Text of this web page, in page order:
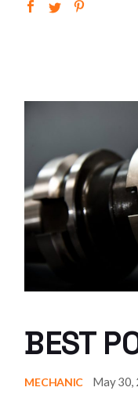
BEST
MECHANIC May 30,